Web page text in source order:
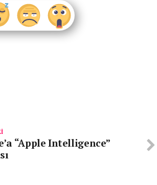
“Apple Intelligence”